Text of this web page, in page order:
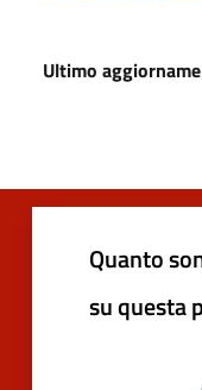
Ultimo
Quanto
su questa